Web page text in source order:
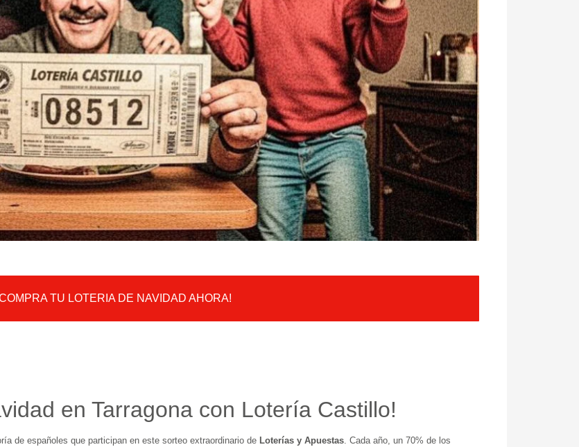
TU LOTERIA DE NAVIDAD AHORA!
en Tarragona con Lotería Castillo!
de españoles que participan en este sorteo extraordinario de Loterías y Apuestas . Cada año, un 70% de los